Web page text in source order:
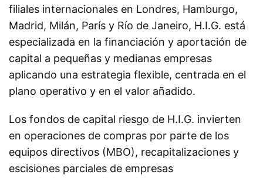
filiales internacionales en Londres, Hamburgo,
Madrid, Milán, París y Río de Janeiro, H.I.G. está
especializada en la financiación y aportación de
capital a pequeñas y medianas empresas
aplicando una estrategia flexible, centrada en el
plano operativo y en el valor añadido.
Los fondos de capital riesgo de H.I.G. invierten
en operaciones de compras por parte de los
equipos directivos (MBO), recapitalizaciones y
escisiones parciales de empresas